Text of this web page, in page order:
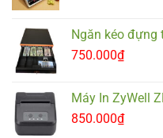
Ngăn kéo đựng
750.000₫
Máy In ZyWell
850.000₫